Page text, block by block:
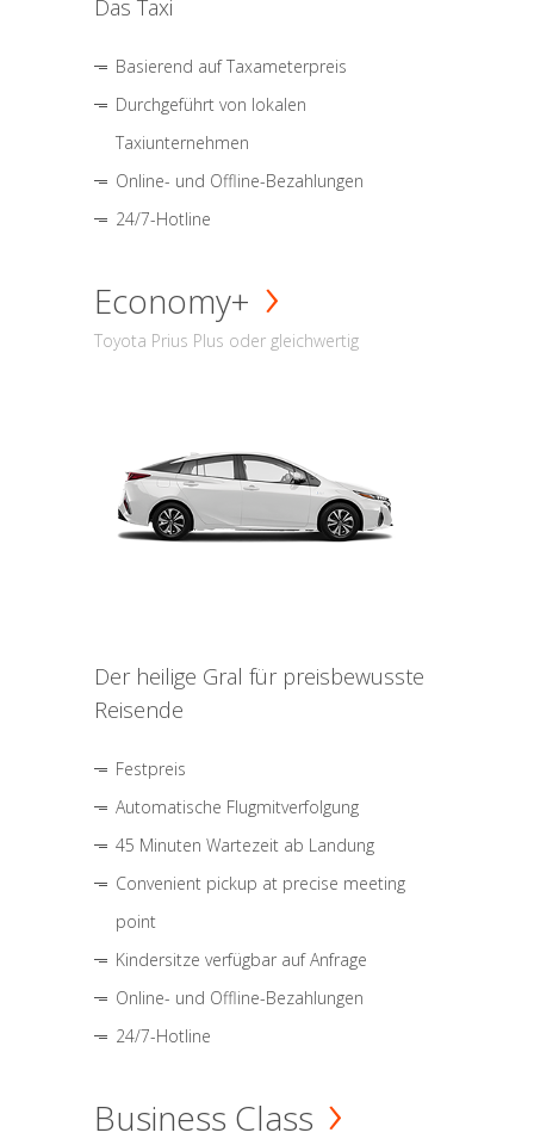
Das Taxi
Basierend auf Taxameterpreis
Durchgeführt von lokalen
Taxiunternehmen
Online- und Offline-Bezahlungen
24/7-Hotline
Economy+
Toyota Prius Plus oder gleichwertig
Der heilige Gral für preisbewusste
Reisende
Festpreis
Automatische Flugmitverfolgung
45 Minuten Wartezeit ab Landung
Convenient pickup at precise meeting
point
Kindersitze verfügbar auf Anfrage
Online- und Offline-Bezahlungen
24/7-Hotline
Business Class